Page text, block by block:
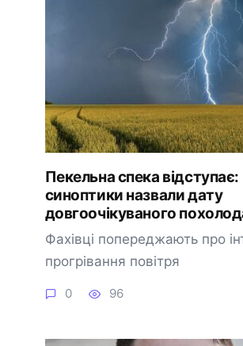
Пекельна спека відступає:
синоптики назвали дату
довгоочікуваного
Фахівці попереджають про
прогрівання повітря
0 96